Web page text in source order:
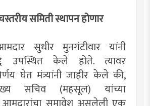
समिती स्थापन होणार
सुधीर मुनगंटीवार यांनी
उपस्थित केले होते. त्यावर
घेत मंत्र्यांनी जाहीर केले की,
सचिव (महसूल) यांच्या